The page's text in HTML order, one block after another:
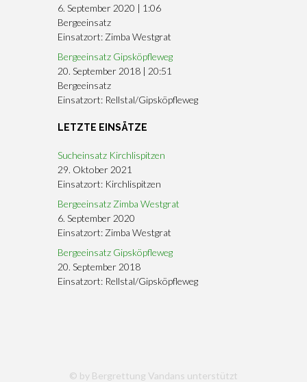
6. September 2020 | 1:06
Bergeeinsatz
Einsatzort: Zimba Westgrat
Bergeeinsatz Gipsköpfleweg
20. September 2018 | 20:51
Bergeeinsatz
Einsatzort: Rellstal/Gipsköpfleweg
LETZTE EINSÄTZE
Sucheinsatz Kirchlispitzen
29. Oktober 2021
Einsatzort: Kirchlispitzen
Bergeeinsatz Zimba Westgrat
6. September 2020
Einsatzort: Zimba Westgrat
Bergeeinsatz Gipsköpfleweg
20. September 2018
Einsatzort: Rellstal/Gipsköpfleweg
© by Bergrettung Vandans unterstützt